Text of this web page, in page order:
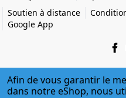
Soutien à distance
Google App
© 2026
Afin de vous garantir le
dans notre eShop, nous